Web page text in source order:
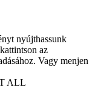
nyújthassunk
az
Vagy menjen
ALL